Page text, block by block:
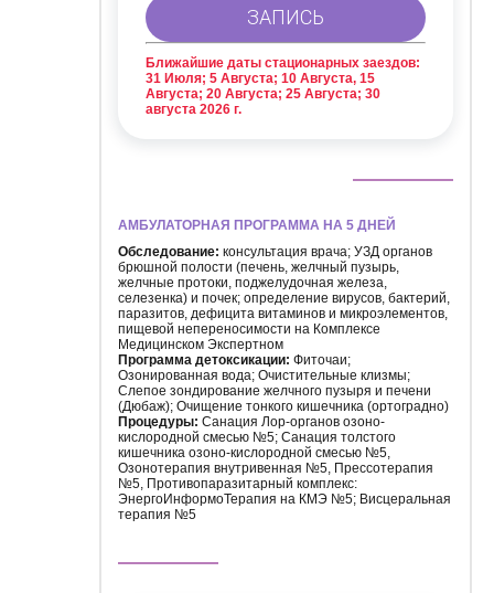
Ближайшие даты стационарных заездов:
31 Июля; 5 Августа; 10 Августа, 15
Августа; 20 Августа; 25 Августа; 30
августа 2026 г.
АМБУЛАТОРНАЯ ПРОГРАММА НА 5 ДНЕЙ
Обследование: консультация врача; УЗД органов
брюшной полости (печень, желчный пузырь,
желчные протоки, поджелудочная железа,
селезенка) и почек; определение вирусов, бактерий,
паразитов, дефицита витаминов и микроэлементов,
пищевой непереносимости на Комплексе
Медицинском Экспертном
Программа детоксикации: Фиточаи;
Озонированная вода; Очистительные клизмы;
Слепое зондирование желчного пузыря и печени
(Дюбаж); Очищение тонкого кишечника (ортоградно)
Процедуры: Санация Лор-органов озоно-
кислородной смесью №5; Санация толстого
кишечника озоно-кислородной смесью №5,
Озонотерапия внутривенная №5, Прессотерапия
№5, Противопаразитарный комплекс:
ЭнергоИнформоТерапия на КМЭ №5; Висцеральная
терапия №5